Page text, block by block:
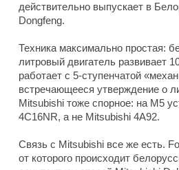
действительно выпускает в
Dongfeng.
Техника максимально простая:
литровый двигатель развивает
работает с 5-ступенчатой
встречающееся утверждение о
Mitsubishi тоже спорное: на M5
4C16NR, а не Mitsubishi 4A92.
Связь с Mitsubishi все же есть.
от которого происходит